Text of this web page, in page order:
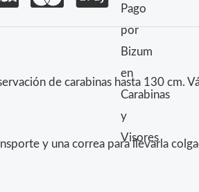
de carabinas hasta 130 cm.
y una correa para llevarla